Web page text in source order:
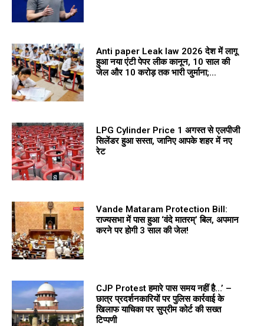
Anti paper Leak law 2026 देश में लागू
हुआ नया एंटी पेपर लीक कानून, 10 साल की
जेल और 10 करोड़ तक भारी जुर्माना;...
LPG Cylinder Price 1 अगस्त से एलपीजी
सिलेंडर हुआ सस्ता, जानिए आपके शहर में नए
रेट
Vande Mataram Protection Bill:
राज्यसभा में पास हुआ ‘वंदे मातरम्’ बिल, अपमान
करने पर होगी 3 साल की जेल!
CJP Protest हमारे पास समय नहीं है…’ –
छात्र प्रदर्शनकारियों पर पुलिस कार्रवाई के
खिलाफ याचिका पर सुप्रीम कोर्ट की सख्त
टिप्पणी